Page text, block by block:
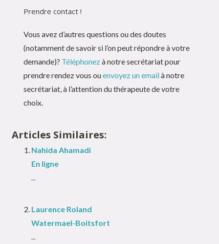
Prendre contact !
Vous avez d’autres questions ou des doutes
(notamment de savoir si l’on peut répondre à votre
demande)? Téléphonezà notre secrétariat pour
prendre rendez vous ouenvoyez un emailà notre
secrétariat, à l’attention du thérapeute de votre
choix.
Articles Similaires:
Nahida Ahamadi
En ligne
...
Laurence Roland
Watermael-Boitsfort
...